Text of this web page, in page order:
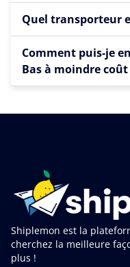
Quel transporteur
Comment puis-je
Bas à moindre coût
Shiplemon est la
cherchez la meilleure
plus !